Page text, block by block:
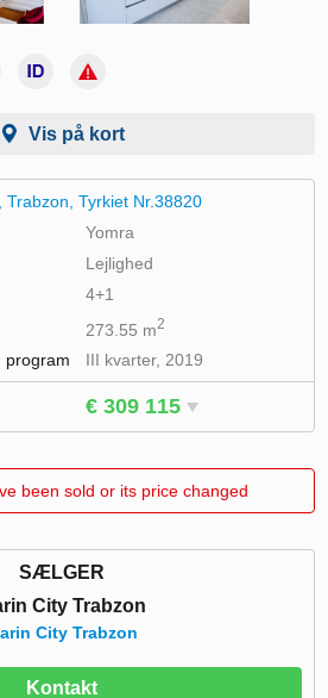
Vis på kort
Trabzon, Tyrkiet Nr.38820
Yomra
Lejlighed
4+1
273.55 m2
program III kvarter, 2019
€ 309 115
been sold or its price changed
SÆLGER
City Trabzon
City Trabzon
Kontakt